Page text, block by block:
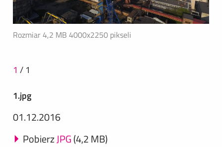
Rozmiar 4,2 MB 4000x2250 pikseli
1 / 1
1.jpg
01.12.2016
PobierzJPG(4,2 MB)